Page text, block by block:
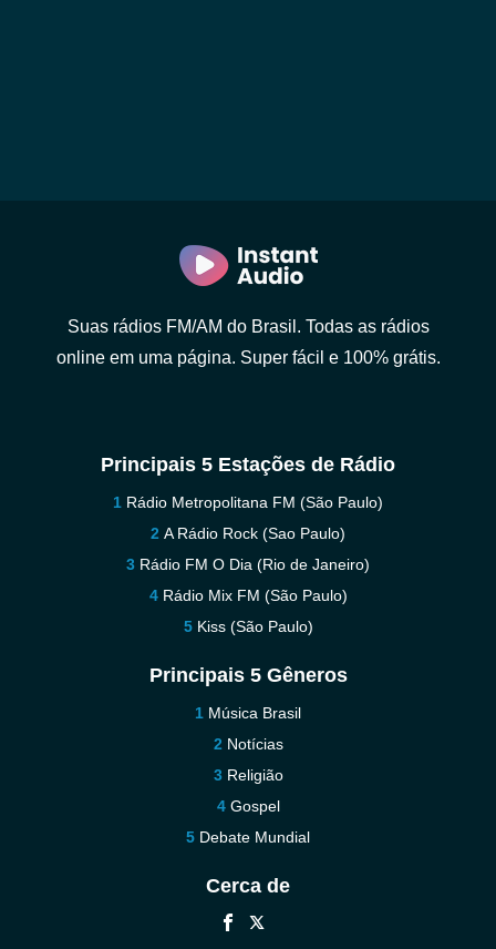
Suas rádios FM/AM do Brasil. Todas as rádios
online em uma página. Super fácil e 100% grátis.
Principais 5 Estações de Rádio
Rádio Metropolitana FM (São Paulo)
A Rádio Rock (Sao Paulo)
Rádio FM O Dia (Rio de Janeiro)
Rádio Mix FM (São Paulo)
Kiss (São Paulo)
Principais 5 Gêneros
Música Brasil
Notícias
Religião
Gospel
Debate Mundial
Cerca de